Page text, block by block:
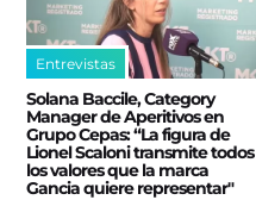
Entrevistas
Solana Baccile, Category
Manager de Aperitivos en
Grupo Cepas: “La figura de
Lionel Scaloni transmite todos
los valores que la marca
Gancia quiere representar"